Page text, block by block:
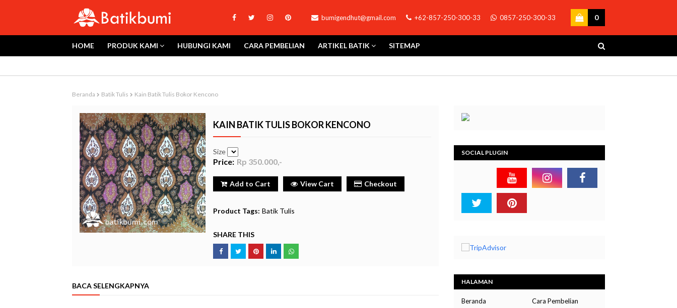
bumigendhut@gmail.com +62-857-250-300-33 0857-250-300-33 0
HOME PRODUK KAMI HUBUNGI KAMI CARA PEMBELIAN ARTIKEL BATIK SITEMAP
Beranda Batik Tulis Kain Batik Tulis Bokor Kencono
KAIN BATIK TULIS BOKOR KENCONO
Size
Price: Rp 350.000,-
Add to Cart View Cart Checkout
Product Tags: Batik Tulis
SHARE THIS
BACA SELENGKAPNYA
SOCIAL PLUGIN
HALAMAN
Beranda
Cara Pembelian